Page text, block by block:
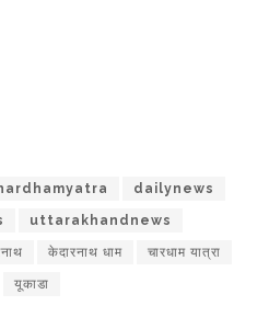
dailynews
uttarakhandnews
केदारनाथ धाम चारधाम यात्रा
यूकाडा